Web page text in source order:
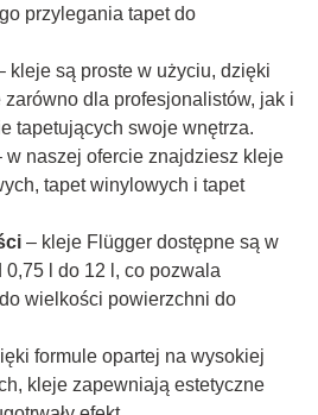
przylegania tapet do
kleje są proste w użyciu, dzięki
dla profesjonalistów, jak i
tapetujących swoje wnętrza.
w naszej ofercie znajdziesz kleje
tapet winylowych i tapet
– kleje Flügger dostępne są w
l do 12 l, co pozwala
wielkości powierzchni do
formule opartej na wysokiej
kleje zapewniają estetyczne